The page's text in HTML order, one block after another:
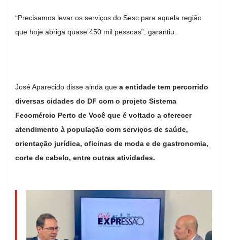
“Precisamos levar os serviços do Sesc para aquela região
que hoje abriga quase 450 mil pessoas”, garantiu.
José Aparecido disse ainda que a entidade tem percorrido
diversas cidades do DF com o projeto Sistema
Fecomércio Perto de Você que é voltado a oferecer
atendimento à população com serviços de saúde,
orientação jurídica, oficinas de moda e de gastronomia,
corte de cabelo, entre outras atividades.